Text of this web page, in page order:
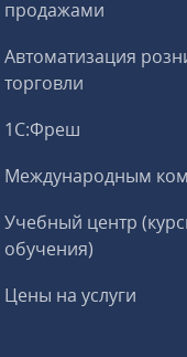
продажами
Автоматизация
торговли
1С:Фреш
Международным
Учебный центр
обучения)
Цены на услуги